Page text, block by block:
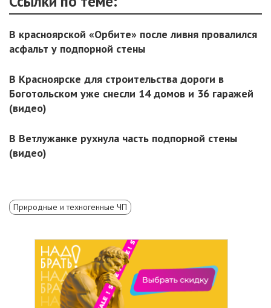
В красноярской «Орбите» после ливня провалился
асфальт у подпорной стены
В Красноярске для строительства дороги в
Боготольском уже снесли 14 домов и 36 гаражей
(видео)
В Ветлужанке рухнула часть подпорной стены
(видео)
Природные и техногенные ЧП